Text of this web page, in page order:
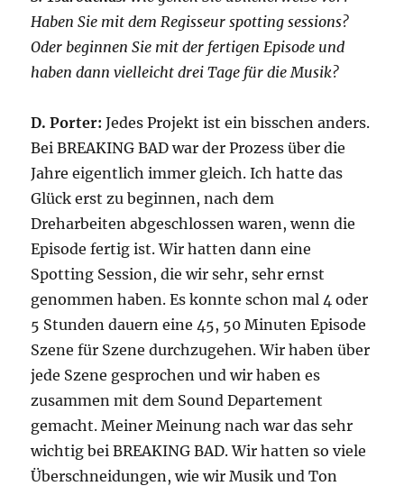
Haben Sie mit dem Regisseur spotting sessions?
Oder beginnen Sie mit der fertigen Episode und
haben dann vielleicht drei Tage für die Musik?
D. Porter: Jedes Projekt ist ein bisschen anders.
Bei BREAKING BAD war der Prozess über die
Jahre eigentlich immer gleich. Ich hatte das
Glück erst zu beginnen, nach dem
Dreharbeiten abgeschlossen waren, wenn die
Episode fertig ist. Wir hatten dann eine
Spotting Session, die wir sehr, sehr ernst
genommen haben. Es konnte schon mal 4 oder
5 Stunden dauern eine 45, 50 Minuten Episode
Szene für Szene durchzugehen. Wir haben über
jede Szene gesprochen und wir haben es
zusammen mit dem Sound Departement
gemacht. Meiner Meinung nach war das sehr
wichtig bei BREAKING BAD. Wir hatten so viele
Überschneidungen, wie wir Musik und Ton